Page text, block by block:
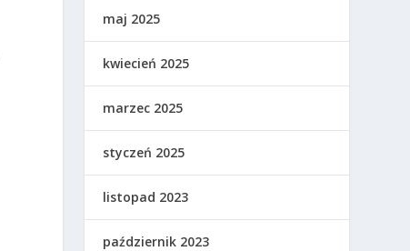
maj 2025
kwiecień 2025
marzec 2025
styczeń 2025
listopad 2023
październik 2023